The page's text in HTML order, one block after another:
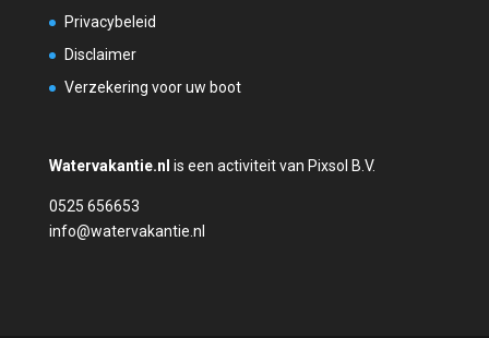
Privacybeleid
Disclaimer
Verzekering voor uw boot
Watervakantie.nl is een activiteit van Pixsol B.V.
0525 656653
info@watervakantie.nl